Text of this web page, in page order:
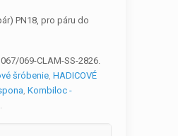
PN18, pro páru do
067/069-CLAM-SS-2826.
šróbenie, HADICOVÉ
, Kombiloc -
.